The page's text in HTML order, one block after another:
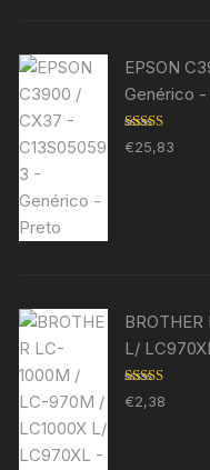
EPSON
Genérico
Avaliação
5.00de 5
€25,83
L/
Avaliação
5.00de 5
€2,38